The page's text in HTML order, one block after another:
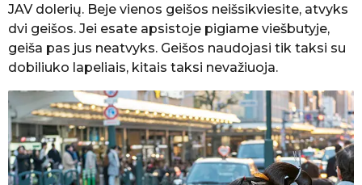
JAV dolerių. Beje vienos geišos neišsikviesite, atvyks
dvi geišos. Jei esate apsistoje pigiame viešbutyje,
geiša pas jus neatvyks. Geišos naudojasi tik taksi su
dobiliuko lapeliais, kitais taksi nevažiuoja.